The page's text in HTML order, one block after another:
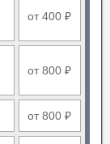
от 400 ₽
от 800 ₽
от 800 ₽